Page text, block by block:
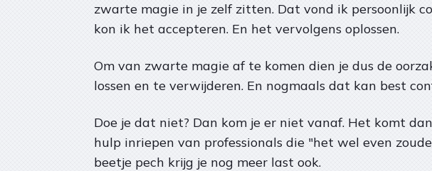
zwarte magie in je zelf zitten. Dat vond ik persoonlijk
kon ik het accepteren. En het vervolgens oplossen.
Om van zwarte magie af te komen dien je dus de
lossen en te verwijderen. En nogmaals dat kan best
Doe je dat niet? Dan kom je er niet vanaf. Het komt
hulp inriepen van professionals die "het wel even
beetje pech krijg je nog meer last ook.